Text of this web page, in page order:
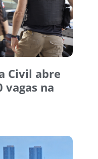
Civil abre
vagas na